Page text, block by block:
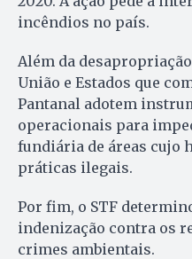
incêndios no país.
Além da
União e Estados que
Pantanal adotem
operacionais para
fundiária de áreas cujo
práticas ilegais.
Por fim, o STF
indenização contra os
crimes ambientais.